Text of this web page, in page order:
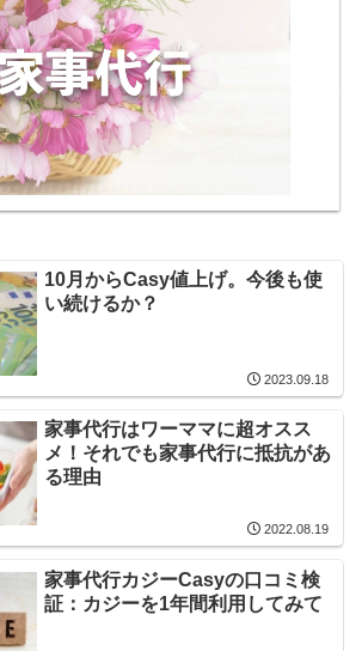
10月からCasy値上げ。今後も使
い続けるか？
2023.09.18
家事代行はワーママに超オスス
メ！それでも家事代行に抵抗があ
る理由
2022.08.19
家事代行カジーCasyの口コミ検
証：カジーを1年間利用してみて